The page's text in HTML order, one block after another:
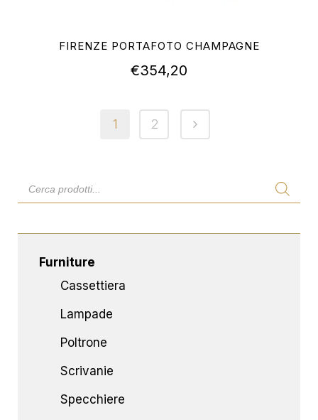
Furniture
Cassettiera
Lampade
Poltrone
Scrivanie
Specchiere
FIRENZE PORTAFOTO CHAMPAGNE
€354,20
1 2